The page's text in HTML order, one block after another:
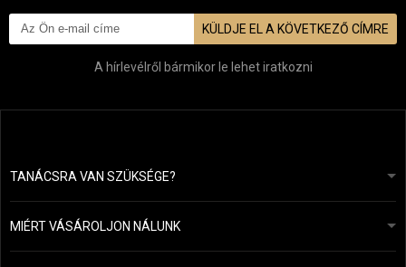
KÜLDJE EL A KÖVETKEZŐ CÍMRE
A hírlevélről bármikor le lehet iratkozni
TANÁCSRA VAN SZÜKSÉGE?info@mapeja.hu
24 órán belül válaszolunk.
MIÉRT VÁSÁROLJON NÁLUNK
Általános szerződési feltételek (ÁSZF)
Személyes adatok védelme
Fizetési és szállítási áttekintés
A mi történetünk